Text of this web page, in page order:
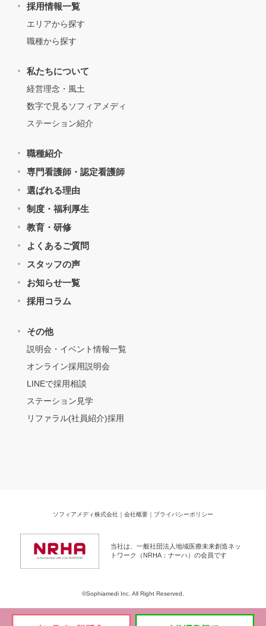
採用情報一覧
エリアから探す
職種から探す
私たちについて
経営理念・風土
数字で見るソフィアメディ
ステーション紹介
職種紹介
専門看護師・認定看護師
選ばれる理由
制度・福利厚生
教育・研修
よくあるご質問
スタッフの声
お知らせ一覧
採用コラム
その他
説明会・イベント情報一覧
オンライン採用説明会
LINEで採用相談
ステーション見学
リファラル(社員紹介)採用
ソフィアメディ株式会社 ｜ 会社概要 ｜ プライバシーポリシー
当社は、一般社団法人地域医療未来創造ネッ
トワーク（NRHA：ナーハ）の会員です
©Sophiamedi Inc. All Right Reserved.